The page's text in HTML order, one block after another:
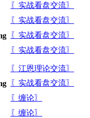
〖实战看盘交流〗
〖实战看盘交流〗
〖实战看盘交流〗
〖实战看盘交流〗
〖江恩理论交流〗
〖实战看盘交流〗
〖缠论〗
〖缠论〗